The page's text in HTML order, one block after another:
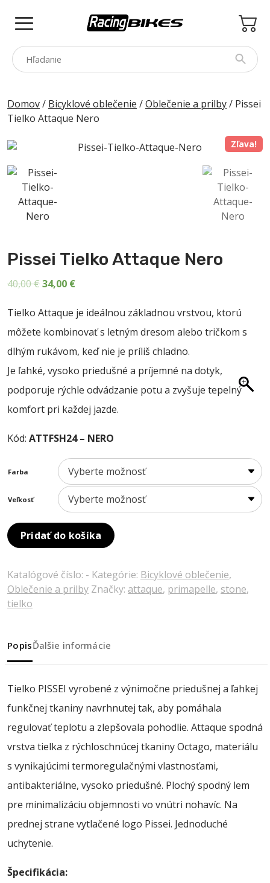
PINARELLO
SPEZZOTTO
PRINCETON
PRÍSLUŠENSTVO
BAZÁR
O NÁS
SALE
Domov/ Bicyklové oblečenie /Oblečenie a prilby/ Pissei
Tielko Attaque Nero
Zľava!
Pissei Tielko Attaque Nero
40,00€Pôvodná
bola:
34,00 €Aktuálna
je:
Tielko Attaque je ideálnou základnou vrstvou, ktorú
môžete kombinovať s letným dresom alebo tričkom s
dlhým rukávom, keď nie je príliš chladno.
Je ľahké, vysoko priedušné a príjemné na dotyk,
podporuje rýchle odvádzanie potu a zvyšuje tepelný
komfort pri každej jazde.
Kód: ATTFSH24 – NERO
Farba
Veľkosť
Pridať do košíka
Katalógové číslo: - Kategórie: Bicyklové oblečenie,
Oblečenie a prilby Značky: attaque, primapelle, stone,
tielko
PopisĎalšie informácie
Tielko PISSEI vyrobené z výnimočne priedušnej a ľahkej
funkčnej tkaniny navrhnutej tak, aby pomáhala
regulovať teplotu a zlepšovala pohodlie. Attaque spodná
vrstva tielka z rýchloschnúcej tkaniny Octago, materiálu
s vynikajúcimi termoregulačnými vlastnosťami,
antibakteriálne, vysoko priedušné. Plochý spodný lem
pre minimalizáciu objemnosti vo vnútri nohavíc. Na
prednej strane vytlačené logo Pissei. Jednoduché
uchytenie.
Špecifikácia: